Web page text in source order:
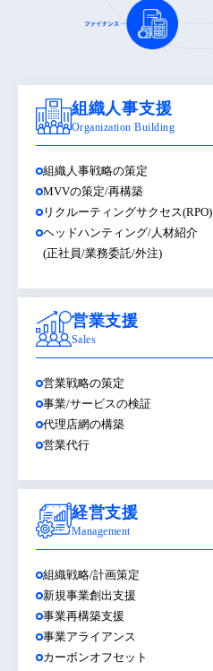
組織人事支援
Organization Building
組織人事戦略の策定
MVVの策定/再構築
リクルーティングサクセス(RPO)
ヘッドハンティング/人材紹介
(正社員/業務委託/外注)
営業支援
Sales
営業戦略の策定
事業/サービスの検証
代理店網の構築
営業代行
経営支援
Management
組織戦略/計画策定
新規事業創出支援
事業再構築支援
事業アライアンス
カーボンオフセット